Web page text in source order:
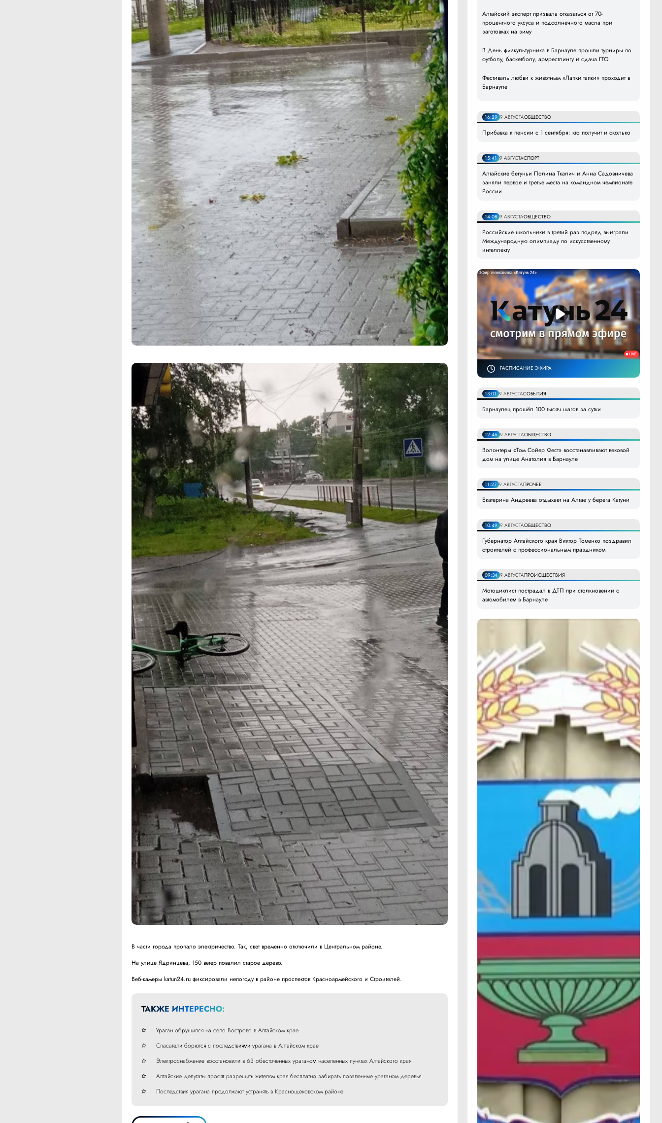
В части города пропало электричество. Так, свет временно отключили в Центральном районе.
На улице Ядринцева, 150 ветер повалил старое дерево.
Веб-камеры katun24.ru фиксировали непогоду в районе проспектов Красноармейского и Строителей.
ТАКЖЕ ИНТЕРЕСНО:
Ураган обрушился на село Вострово в Алтайском крае
Спасатели борются с последствиями урагана в Алтайском крае
Электроснабжение восстановили в 63 обесточенных ураганом населенных пунктах Алтайского края
Алтайские депутаты просят разрешить жителям края бесплатно забирать поваленные ураганом деревья
Последствия урагана продолжают устранять в Краснощековском районе
Алтайский эксперт призвала отказаться от 70-
процентного уксуса и подсолнечного масла при
заготовках на зиму
В День физкультурника в Барнауле прошли турниры по
футболу, баскетболу, армрестлингу и сдача ГТО
Фестиваль любви к животным «Лапки тапки» проходит в
Барнауле
16:29 9 АВГУСТАОБЩЕСТВО
Прибавка к пенсии с 1 сентября: кто получит и сколько
15:41 9 АВГУСТАСПОРТ
Алтайские бегуньи Полина Ткалич и Анна Садовничева
заняли первое и третье места на командном чемпионате
России
14:08 9 АВГУСТАОБЩЕСТВО
Российские школьники в третий раз подряд выиграли
Международную олимпиаду по искусственному
интеллекту
РАСПИСАНИЕ ЭФИРА
13:01 9 АВГУСТАСОБЫТИЯ
Барнаулец прошёл 100 тысяч шагов за сутки
12:46 9 АВГУСТАОБЩЕСТВО
Волонтеры «Том Сойер Фест» восстанавливают вековой
дом на улице Анатолия в Барнауле
11:27 9 АВГУСТАПРОЧЕЕ
Екатерина Андреева отдыхает на Алтае у берега Катуни
10:49 9 АВГУСТАОБЩЕСТВО
Губернатор Алтайского края Виктор Томенко поздравил
строителей с профессиональным праздником
09:34 9 АВГУСТАПРОИСШЕСТВИЯ
Мотоциклист пострадал в ДТП при столкновении с
автомобилем в Барнауле